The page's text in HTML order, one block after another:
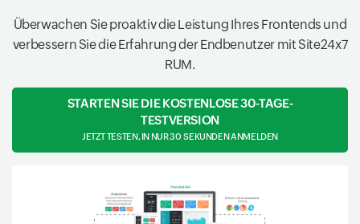
Überwachen Sie proaktiv die Leistung Ihres Frontends und
verbessern Sie die Erfahrung der Endbenutzer mit Site24x7
RUM.
STARTEN SIE DIE KOSTENLOSE 30-TAGE-
TESTVERSION
JETZT TESTEN, IN NUR 30 SEKUNDEN ANMELDEN